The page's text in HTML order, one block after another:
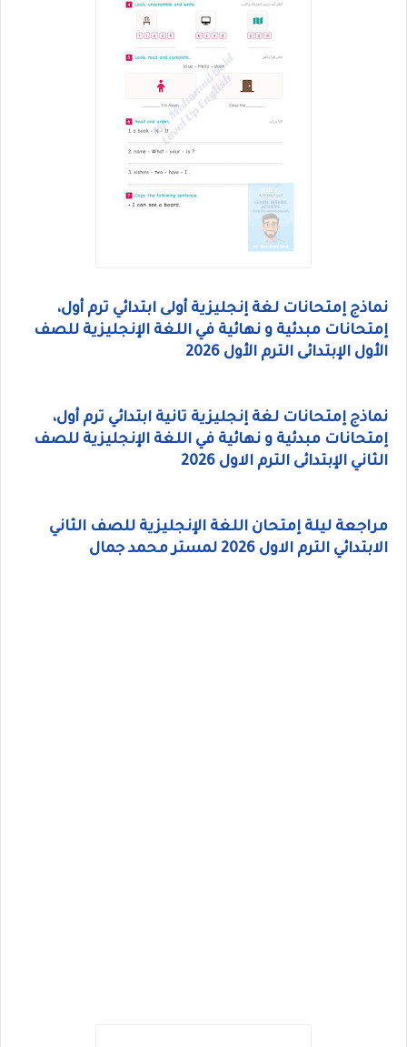
نماذج إمتحانات لغة إنجليزية أولى ابتدائي ترم أول،
إمتحانات مبدئية و نهائية في اللغة الإنجليزية للصف
الأول الإبتدائى الترم الأول 2026
نماذج إمتحانات لغة إنجليزية تانية ابتدائي ترم أول،
إمتحانات مبدئية و نهائية في اللغة الإنجليزية للصف
الثاني الإبتدائى الترم الاول 2026
مراجعة ليلة إمتحان اللغة الإنجليزية للصف الثاني
الابتدائي الترم الاول 2026 لمستر محمد جمال